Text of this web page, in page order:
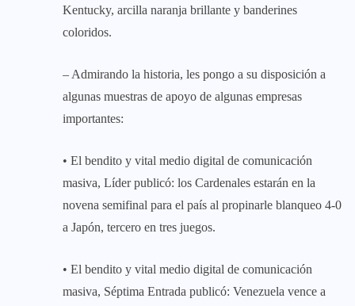
Kentucky, arcilla naranja brillante y banderines
coloridos.
– Admirando la historia, les pongo a su disposición a
algunas muestras de apoyo de algunas empresas
importantes:
• El bendito y vital medio digital de comunicación
masiva, Líder publicó: los Cardenales estarán en la
novena semifinal para el país al propinarle blanqueo 4-0
a Japón, tercero en tres juegos.
• El bendito y vital medio digital de comunicación
masiva, Séptima Entrada publicó: Venezuela vence a